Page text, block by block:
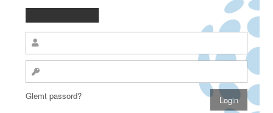
Glemt passord?